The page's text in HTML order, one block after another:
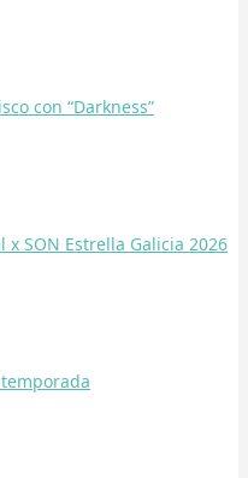
con “Darkness”
x SON Estrella Galicia 2026